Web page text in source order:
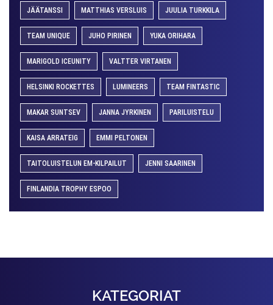
JÄÄTANSSI MATTHIAS VERSLUIS JUULIA TURKKILA
TEAM UNIQUE JUHO PIRINEN YUKA ORIHARA
MARIGOLD ICEUNITY VALTTER VIRTANEN
HELSINKI ROCKETTES LUMINEERS TEAM FINTASTIC
MAKAR SUNTSEV JANNA JYRKINEN PARILUISTELU
KAISA ARRATEIG EMMI PELTONEN
TAITOLUISTELUN EM-KILPAILUT JENNI SAARINEN
FINLANDIA TROPHY ESPOO
KATEGORIAT